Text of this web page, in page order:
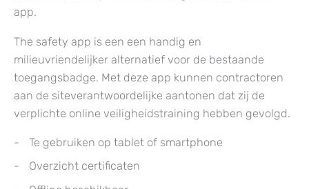
app.
The safety app is een een handig en
milieuvriendelijker alternatief voor de bestaande
toegangsbadge. Met deze app kunnen contractoren
aan de siteverantwoordelijke aantonen dat zij de
verplichte online veiligheidstraining hebben gevolgd.
Te gebruiken op tablet of smartphone
Overzicht certificaten